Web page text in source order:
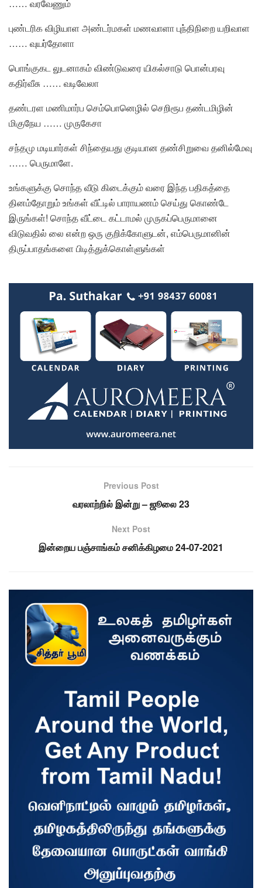
…… வரவேணும்
புண்டரிக விழியாள அண்டர்மகள் மணவாளா புந்திநிறை யறிவாள
…… வுயர்தோளா
பொங்குகட லுடனாகம் விண்டுவரை யிகல்சாடு பொன்பரவு
கதிர்வீசு …… வடிவேலா
தண்டரள மணிமார்ப செம்பொனெழில் செறிரூப தண்டமிழின்
மிகுநேய …… முருகேசா
சந்தமு மடியார்கள் சிந்தையது குடியான தண்சிறுவை தனில்மேவு
…… பெருமாளே.
உங்களுக்கு சொந்த வீடு கிடைக்கும் வரை இந்த பதிகத்தை
தினம்தோறும் உங்கள் வீட்டில் பாராயணம் செய்து கொண்டே
இருங்கள்! சொந்த வீட்டை கட்டாமல் முருகப்பெருமானை
விடுவதில் லை என்ற ஒரு குறிக்கோளுடன், எம்பெருமானின்
திருப்பாதங்களை பிடித்துக்கொள்ளுங்கள்
Previous Post
வரலாற்றில் இன்று – ஜூலை 23
Next Post
இன்றைய பஞ்சாங்கம் சனிக்கிழமை 24-07-2021